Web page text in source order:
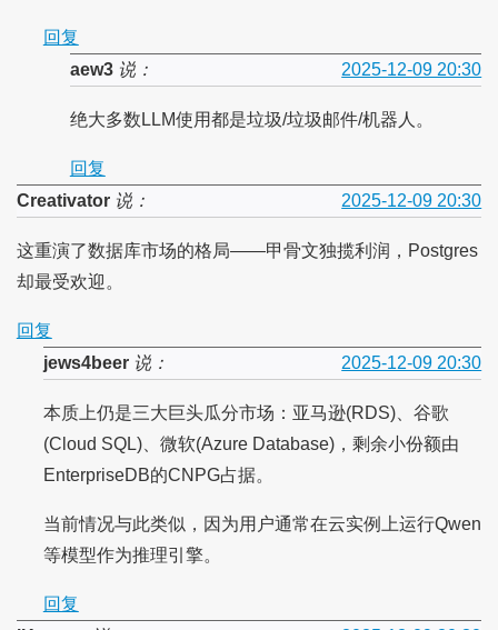
回复
aew3说： 2025-12-09 20:30
绝大多数LLM使用都是垃圾/垃圾邮件/机器人。
回复
Creativator说： 2025-12-09 20:30
这重演了数据库市场的格局——甲骨文独揽利润，Postgres
却最受欢迎。
回复
jews4beer说： 2025-12-09 20:30
本质上仍是三大巨头瓜分市场：亚马逊(RDS)、谷歌
(Cloud SQL)、微软(Azure Database)，剩余小份额由
EnterpriseDB的CNPG占据。
当前情况与此类似，因为用户通常在云实例上运行Qwen
等模型作为推理引擎。
回复